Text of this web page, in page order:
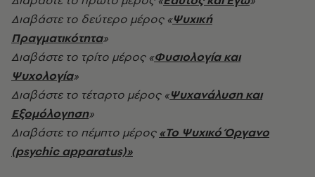
Διαβάστε το δεύτερο μέρος «Ψυχική
Πραγματικότητα»
Διαβάστε το τρίτο μέρος «Φυσιολογία και
Ψυχολογία»
Διαβάστε το τέταρτο μέρος «Ψυχανάλυση και
Εξομόλογηση»
Διαβάστε το πέμπτο μέρος«Το Ψυχικό Όργανο
(psychic apparatus)»